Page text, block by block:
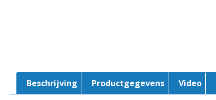
Beschrijving Productgegevens Video